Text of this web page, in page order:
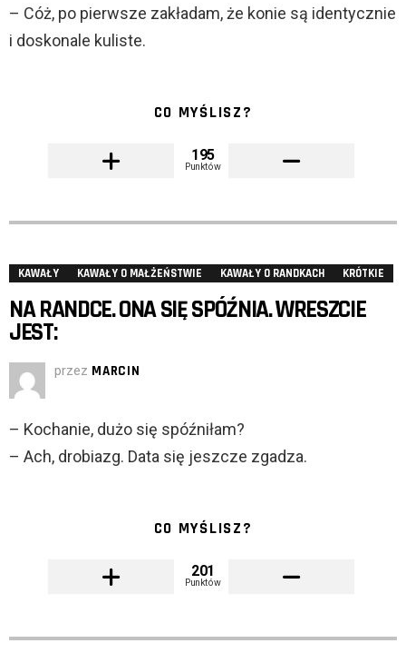
– Cóż, po pierwsze zakładam, że konie są identycznie
i doskonale kuliste.
CO MYŚLISZ?
195
Punktów
KAWAŁY KAWAŁY O MAŁŻEŃSTWIE KAWAŁY O RANDKACH KRÓTKIE
NA RANDCE. ONA SIĘ SPÓŹNIA. WRESZCIE
JEST:
przez MARCIN
– Kochanie, dużo się spóźniłam?
– Ach, drobiazg. Data się jeszcze zgadza.
CO MYŚLISZ?
201
Punktów